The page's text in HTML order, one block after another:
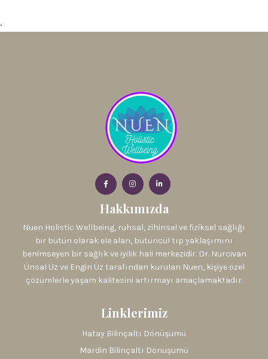
.
Hakkımızda
Nuen Holistic Wellbeing, ruhsal, zihinsel ve fiziksel sağlığı
bir bütün olarak ele alan, bütüncül tıp yaklaşımını
benimseyen bir sağlık ve iyilik hali merkezidir. Dr. Nurcivan
Ünsal Üz ve Engin Üz tarafından kurulan Nuen, kişiye özel
çözümlerle yaşam kalitesini artırmayı amaçlamaktadır.
Linklerimiz
Hatay Bilinçaltı Dönüşümü
Mardin Bilinçaltı Dönüşümü